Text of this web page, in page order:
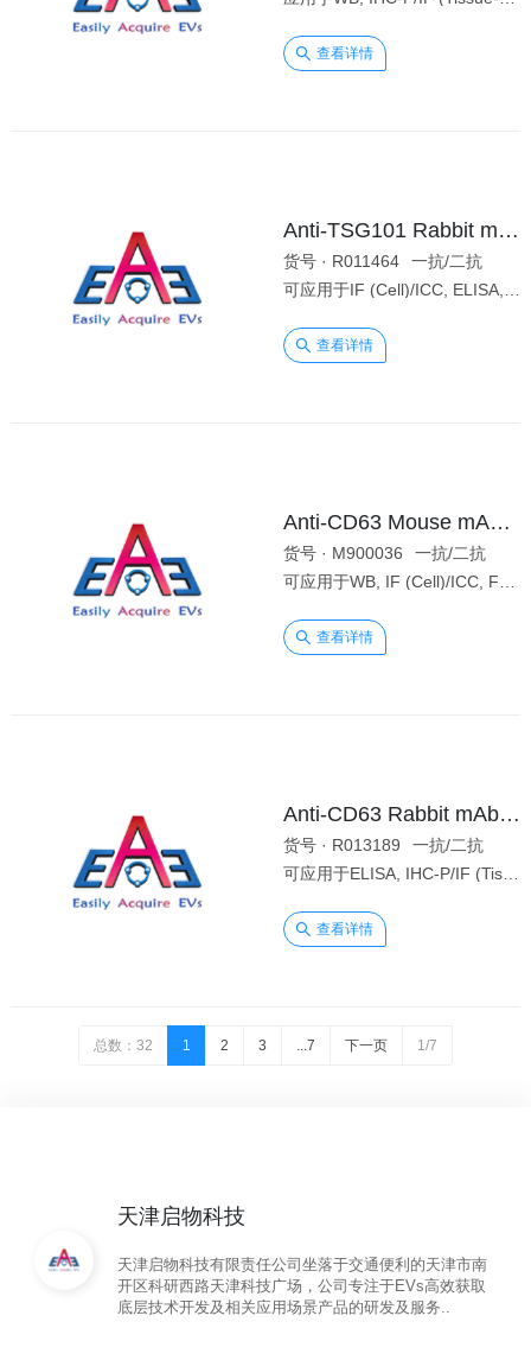
查看详情
Anti-TSG101 Rabbit mAb [22L57K84]
货号 · R011464 一抗/二抗
查看详情
Anti-CD63 Mouse mAb [12K96F38]
货号 · M900036 一抗/二抗
查看详情
Anti-CD63 Rabbit mAb [86K43K37]
货号 · R013189 一抗/二抗
可应用于ELISA, IHC-P/IF (Tissue-P), WB。（种属反应性：Mouse）
查看详情
总数：32 1 2 3 ...7 下一页 1/7
天津启物科技
天津启物科技有限责任公司坐落于交通便利的天津市南
开区科研西路天津科技广场，公司专注于EVs高效获取
底层技术开发及相关应用场景产品的研发及服务..